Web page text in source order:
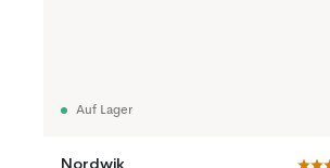
Auf Lager
Nordwik